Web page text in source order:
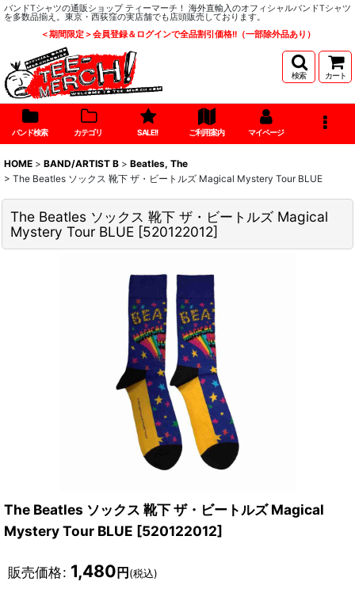
バンドTシャツの通販ショップ ティーマーチ！ 海外直輸入のオフィシャルバンドTシャツ
を多数品揃え。東京・西荻窪の実店舗でも店頭販売しております。
＜期間限定＞会員登録＆ログインで全品割引価格!!（一部除外品あり）
検索 カート
バンド検索 カテゴリ SALE!! ご利用案内 マイページ
HOME > BAND/ARTIST B > Beatles, The
> The Beatles ソックス 靴下 ザ・ビートルズ Magical Mystery Tour BLUE
The Beatles ソックス 靴下 ザ・ビートルズ Magical
Mystery Tour BLUE [520122012]
The Beatles ソックス 靴下 ザ・ビートルズ Magical
Mystery Tour BLUE [520122012]
販売価格: 1,480 円 (税込)